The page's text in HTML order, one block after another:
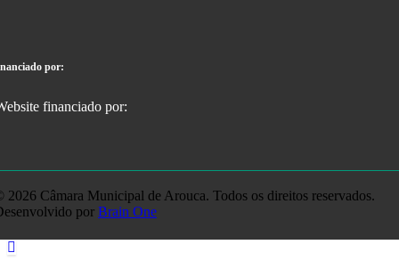
por:
2026 Câmara Municipal de Arouca. Todos os direitos reservados.
por Brain One